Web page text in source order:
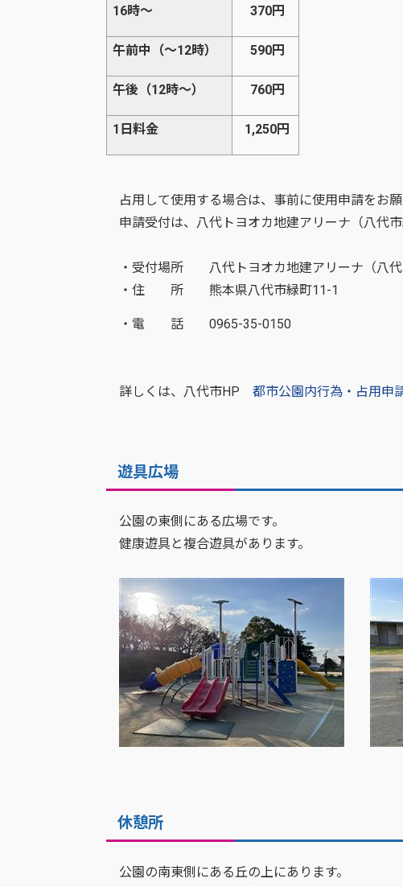
16時～ 370円
午前中（～12時） 590円
午後（12時～） 760円
1日料金 1,250円
占用して使用する場合は、事前に使用申請をお願
申請受付は、八代トヨオカ地建アリーナ（八代市
・受付場所 八代トヨオカ地建アリーナ（八代
・住 所 熊本県八代市緑町11-1
・電 話 0965-35-0150
詳しくは、八代市HP 都市公園内行為・占用申
遊具広場
公園の東側にある広場です。
健康遊具と複合遊具があります。
休憩所
公園の南東側にある丘の上にあります。